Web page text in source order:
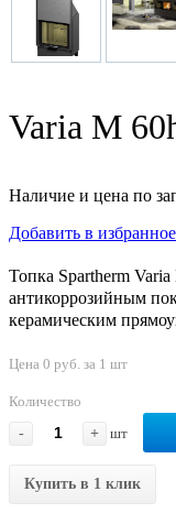
Varia M
Наличие и цена по
Добавить в
Топка Spartherm
антикоррозийным
керамическим
Цена 0 руб. за 1 шт
Количество
-
+ шт
Купить в 1 клик